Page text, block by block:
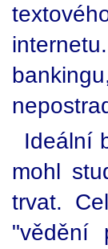
Ideální
mohl
trvat.
"vědění